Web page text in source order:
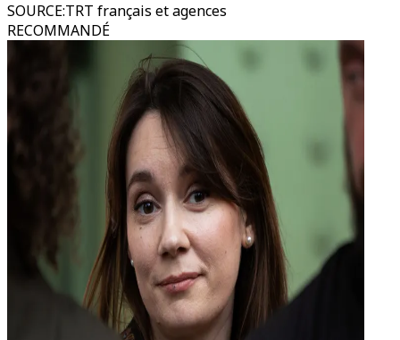
SOURCE:TRT français et agences
RECOMMANDÉ